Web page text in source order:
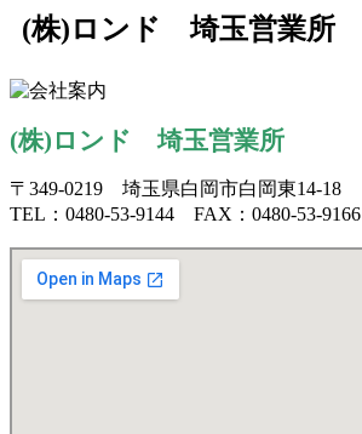
(株)ロンド 埼玉営業所
(株)ロンド 埼玉営業所
〒349-0219 埼玉県白岡市白岡東14-18
TEL：0480-53-9144 FAX：0480-53-9166